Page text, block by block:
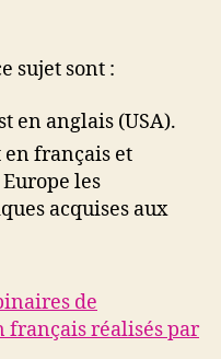
sujet sont :
en anglais (USA).
en français et
les
acquises aux
de
français réalisés par